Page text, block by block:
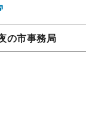
の市事務局